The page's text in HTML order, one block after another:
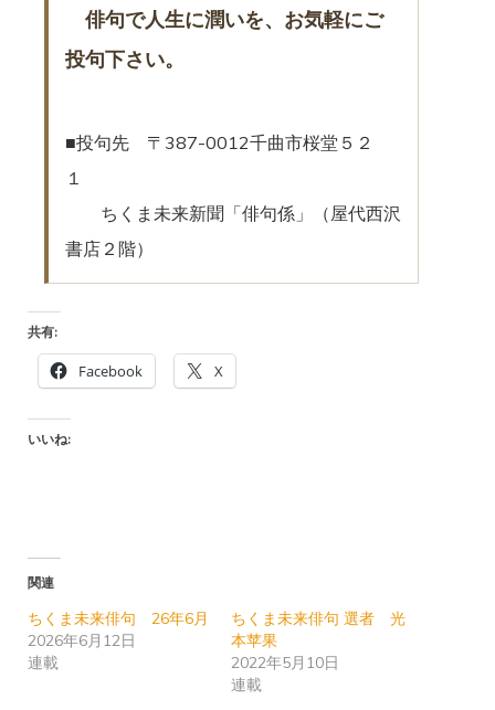
俳句で人生に潤いを、お気軽にご
投句下さい。
■投句先 〒387-0012千曲市桜堂５２
１
ちくま未来新聞「俳句係」（屋代西沢
書店２階）
共有:
Facebook X
いいね:
関連
ちくま未来俳句 26年6月
2026年6月12日
連載
ちくま未来俳句 選者 光
本苹果
2022年5月10日
連載